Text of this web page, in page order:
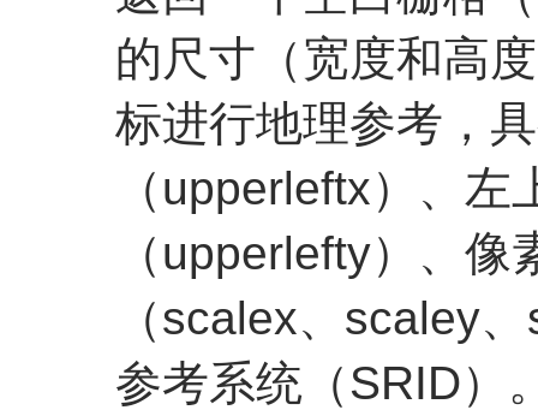
的尺寸（宽度和高
标进行地理参考，
（upperleftx）、左
（upperlefty）、
（scalex、scaley
参考系统（SRID）